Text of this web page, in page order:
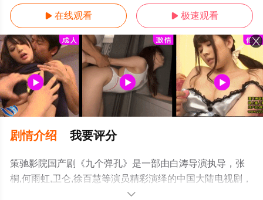
 在线观看  极速观看
剧情介绍 我要评分
策驰影院国产剧《九个弹孔》是一部由白涛导演执导，张
桐,何雨虹,卫仑,徐百慧等演员精彩演绎的中国大陆电视剧，
大结局剧情已揭晓（1-1全集），手机免费观看高清无删减
